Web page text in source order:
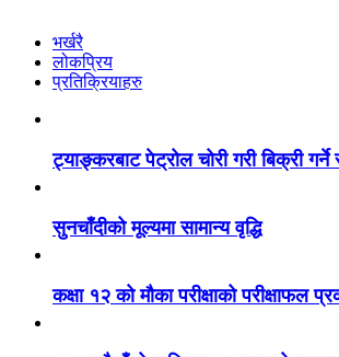
भर्खरै
लोकप्रिय
प्रतिक्रियाहरु
ट्याङ्करबाट पेट्रोल चोरी गरी बिक्री
सुनचाँदीको मूल्यमा सामान्य वृद्धि
कक्षा १२ को मौका परीक्षाको परीक्षाफल